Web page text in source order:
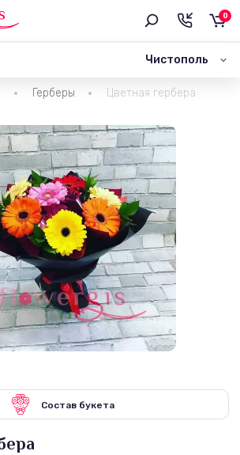
Чистополь
0
Герберы Цветная гербера
Состав букета